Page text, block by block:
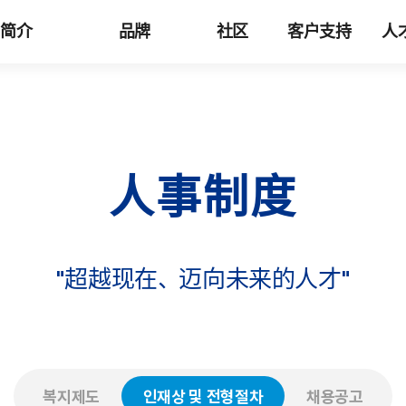
介 品牌 社区 客户支持 人
人事制度
"超越现在、迈向未来的人才"
복지제도 인재상 및 전형절차 채용공고